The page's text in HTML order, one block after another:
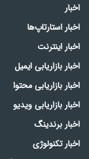
اخبار
اخبار استارتاپ‌ها
اخبار اینترنت
اخبار بازاریابی ایمیل
اخبار بازاریابی محتوا
اخبار بازاریابی ویدیو
اخبار برندینگ
اخبار تکنولوژی